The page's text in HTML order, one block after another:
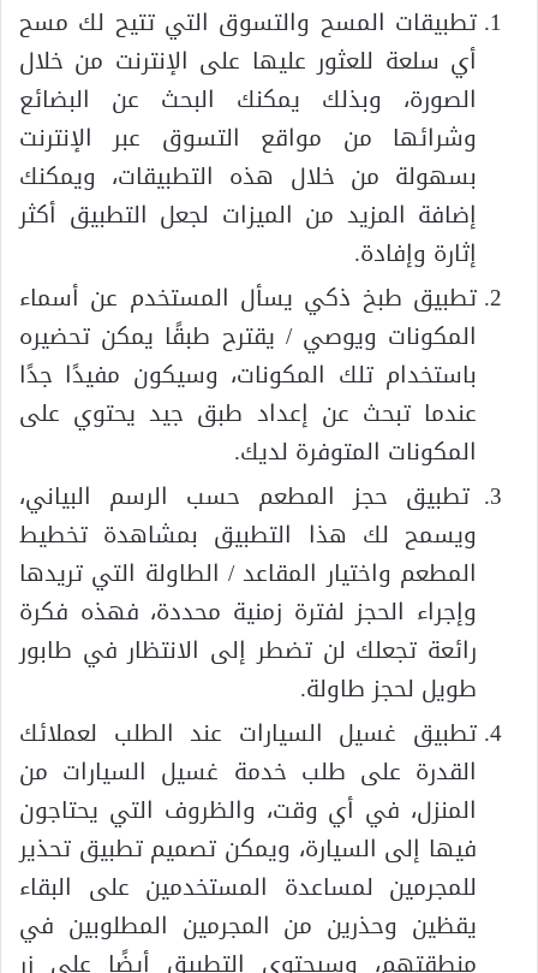
تطبيقات المسح والتسوق التي تتيح لك مسح
أي سلعة للعثور عليها على الإنترنت من خلال
الصورة، وبذلك يمكنك البحث عن البضائع
وشرائها من مواقع التسوق عبر الإنترنت
بسهولة من خلال هذه التطبيقات، ويمكنك
إضافة المزيد من الميزات لجعل التطبيق أكثر
إثارة وإفادة.
تطبيق طبخ ذكي يسأل المستخدم عن أسماء
المكونات ويوصي / يقترح طبقًا يمكن تحضيره
باستخدام تلك المكونات، وسيكون مفيدًا جدًا
عندما تبحث عن إعداد طبق جيد يحتوي على
المكونات المتوفرة لديك.
تطبيق حجز المطعم حسب الرسم البياني،
ويسمح لك هذا التطبيق بمشاهدة تخطيط
المطعم واختيار المقاعد / الطاولة التي تريدها
وإجراء الحجز لفترة زمنية محددة، فهذه فكرة
رائعة تجعلك لن تضطر إلى الانتظار في طابور
طويل لحجز طاولة.
تطبيق غسيل السيارات عند الطلب لعملائك
القدرة على طلب خدمة غسيل السيارات من
المنزل، في أي وقت، والظروف التي يحتاجون
فيها إلى السيارة، ويمكن تصميم تطبيق تحذير
للمجرمين لمساعدة المستخدمين على البقاء
يقظين وحذرين من المجرمين المطلوبين في